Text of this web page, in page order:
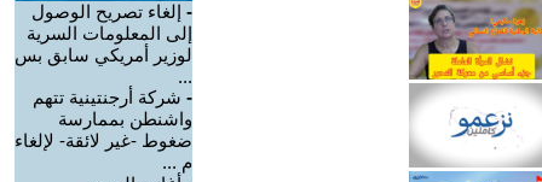
- إلغاء تصريح الوصول
إلى المعلومات السرية
لوزير أمريكي سابق بس
...
- شركة أرجنتينية تتهم
واشنطن بممارسة
ضغوط -غير لائقة- لإلغاء
م ...